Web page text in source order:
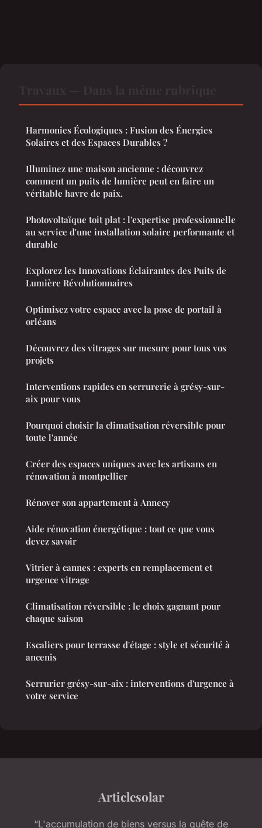
Harmonies Écologiques : Fusion des Énergies
Solaires et des Espaces Durables ?
Illuminez une maison ancienne : découvrez
comment un puits de lumière peut en faire un
véritable havre de paix.
Photovoltaïque toit plat : l'expertise professionnelle
au service d'une installation solaire performante et
durable
Explorez les Innovations Éclairantes des Puits de
Lumière Révolutionnaires
Optimisez votre espace avec la pose de portail à
orléans
Découvrez des vitrages sur mesure pour tous vos
projets
Interventions rapides en serrurerie à grésy-sur-
aix pour vous
Pourquoi choisir la climatisation réversible pour
toute l'année
Créer des espaces uniques avec les artisans en
rénovation à montpellier
Rénover son appartement à Annecy
Aide rénovation énergétique : tout ce que vous
devez savoir
Vitrier à cannes : experts en remplacement et
urgence vitrage
Climatisation réversible : le choix gagnant pour
chaque saison
Escaliers pour terrasse d'étage : style et sécurité à
ancenis
Serrurier grésy-sur-aix : interventions d'urgence à
votre service
Articlesolar
“L'accumulation de biens versus la quête de